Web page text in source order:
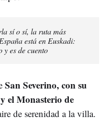
sí o sí, la ruta más
está en Euskadi:
y es de cuento
San Severino, con su
el Monasterio de
de serenidad a la villa.